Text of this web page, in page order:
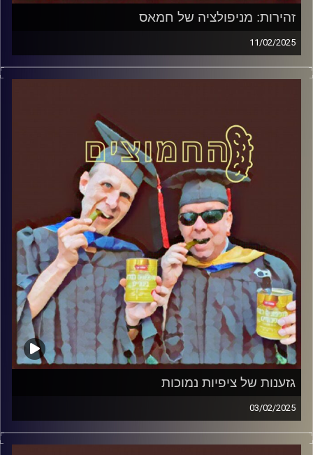
זהירות: מניפולציה של חמאס
11/02/2025
המערכת הפוליטית על ספת הפסיכולוג, עם פרופסור בועז בן-
דוד ופרופסור גלעד הירשברגר
קרדיט תמונות:AudioVersity
גזענות של ציפיות נמוכות
03/02/2025
המערכת הפוליטית על ספת הפסיכולוג, עם פרופסור בועז בן-
דוד ופרופסור גלעד הירשברגר